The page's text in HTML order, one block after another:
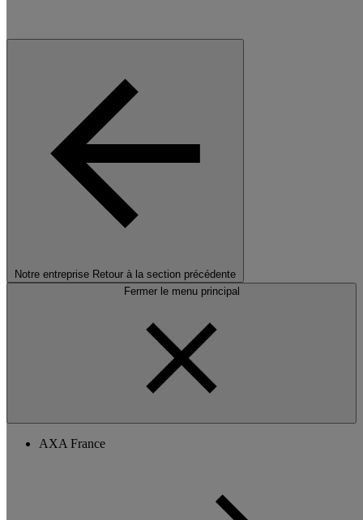
Notre entreprise Retour à la section précédente
Fermer le menu principal
AXA France